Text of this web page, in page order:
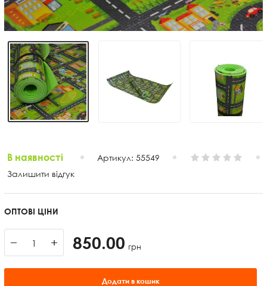
В наявності Артикул: 55549
Залишити відгук
ОПТОВІ ЦІНИ
− + 850.00 грн
Додати в кошик